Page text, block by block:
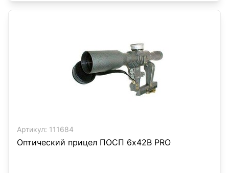
Артикул: 111684
Оптический прицел ПОСП 6х42B PRO